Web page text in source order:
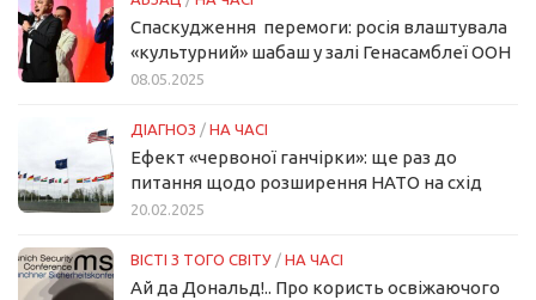
Спаскудження перемоги: росія влаштувала
«культурний» шабаш у залі Генасамблеї ООН
08.05.2025
ДІАГНОЗ / НА ЧАСІ
Ефект «червоної ганчірки»: ще раз до
питання щодо розширення НАТО на схід
20.02.2025
ВІСТІ З ТОГО СВІТУ / НА ЧАСІ
Ай да Дональд!.. Про користь освіжаючого